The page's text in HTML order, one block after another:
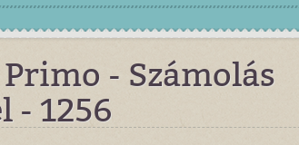
Primo - Számolás
- 1256